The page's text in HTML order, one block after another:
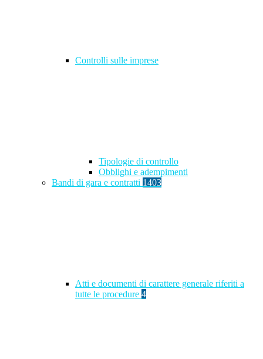
Controlli sulle imprese
Tipologie di controllo
Obblighi e adempimenti
Bandi di gara e contratti 1403
Atti e documenti di carattere generale riferiti a
tutte le procedure 4